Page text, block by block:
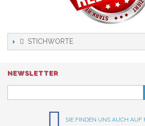
STICHWORTE
NEWSLETTER
SIE FINDEN UNS AUCH AUF